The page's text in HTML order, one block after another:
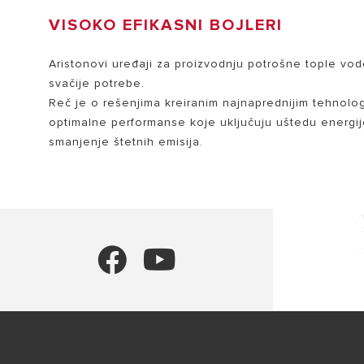
VISOKO EFIKASNI BOJLERI
Aristonovi uređaji za proizvodnju potrošne tople
svačije potrebe.
Reč je o rešenjima kreiranim najnaprednijim
optimalne performanse koje uključuju uštedu
smanjenje štetnih emisija.